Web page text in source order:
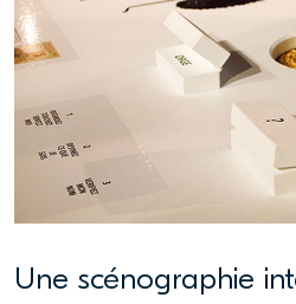
Une scénographie